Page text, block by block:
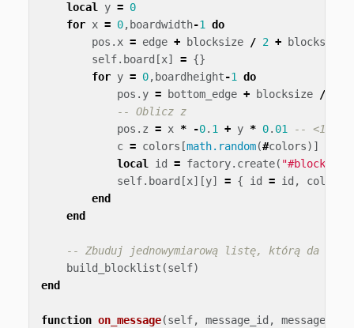
local
y = 0
for x = 0, boardwidth-1
do
pos . x = edge + blocksize / 2 + blocksize
self. board [x] = {}
for y = 0, boardheight-1
do
pos . y = bottom_edge + blocksize /
-- Oblicz z
pos . z = x * -0. 1 + y * 0. 01
-- <1>
c = colors [math.random(#colors)]
local
id = factory. create(
self. board [x][y] = { id = id , color
end
end
-- Zbuduj jednowymiarową listę, którą da się
build_blocklist (self)
end
function on_message(self, message_id , message